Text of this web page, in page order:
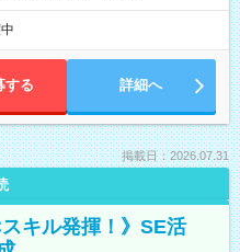
する 詳細へ
掲載日：2026.07.31
キル発揮！》SE活